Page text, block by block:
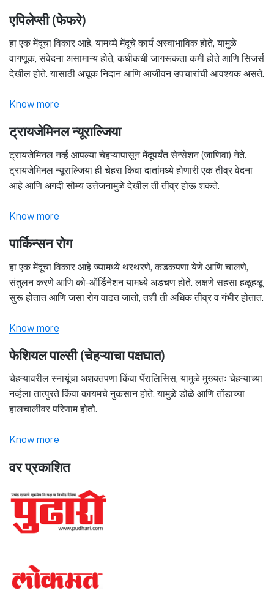
एपिलेप्सी (फेफरे)
हा एक मेंदूचा विकार आहे. यामध्ये मेंदूचे कार्य अस्वाभाविक होते, यामुळे
वागणूक, संवेदना असामान्य होते, कधीकधी जागरूकता कमी होते आणि सिजर्स
देखील होते. यासाठी अचूक निदान आणि आजीवन उपचारांची आवश्यक असते.
Know more
ट्रायजेमिनल न्यूराल्जिया
ट्रायजेमिनल नर्व्ह आपल्या चेहऱ्यापासून मेंदूपर्यंत सेन्सेशन (जाणिवा) नेते.
ट्रायजेमिनल न्यूराल्जिया ही चेहरा किंवा दातांमध्ये होणारी एक तीव्र वेदना
आहे आणि अगदी सौम्य उत्तेजनामुळे देखील ती तीव्र होऊ शकते.
Know more
पार्किन्सन रोग
हा एक मेंदूचा विकार आहे ज्यामध्ये थरथरणे, कडकपणा येणे आणि चालणे,
संतुलन करणे आणि को-ऑर्डिनेशन यामध्ये अडचण होते. लक्षणे सहसा हळूहळू
सुरू होतात आणि जसा रोग वाढत जातो, तशी ती अधिक तीव्र व गंभीर होतात.
Know more
फेशियल पाल्सी (चेहऱ्याचा पक्षघात)
चेहऱ्यावरील स्नायूंचा अशक्तपणा किंवा पॅरालिसिस, यामुळे मुख्यतः चेहऱ्याच्या
नर्व्हला तात्पुरते किंवा कायमचे नुकसान होते. यामुळे डोळे आणि तोंडाच्या
हालचालीवर परिणाम होतो.
Know more
वर प्रकाशित